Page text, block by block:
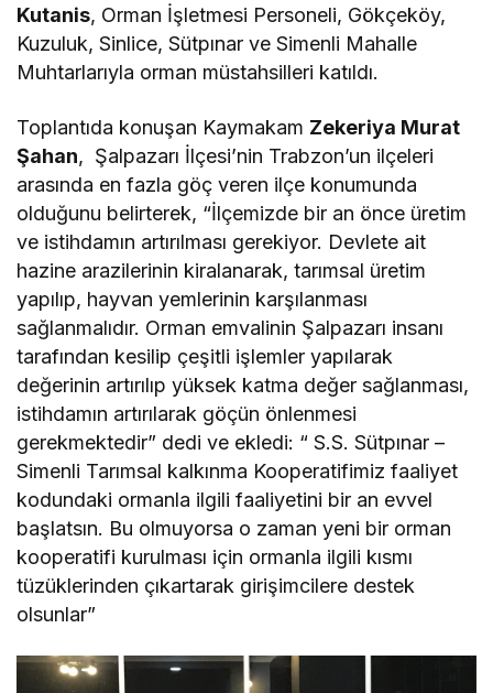
Kutanis, Orman İşletmesi Personeli, Gökçeköy,
Kuzuluk, Sinlice, Sütpınar ve Simenli Mahalle
Muhtarlarıyla orman müstahsilleri katıldı.
Toplantıda konuşan Kaymakam Zekeriya Murat
Şahan, Şalpazarı İlçesi’nin Trabzon’un ilçeleri
arasında en fazla göç veren ilçe konumunda
olduğunu belirterek, “İlçemizde bir an önce üretim
ve istihdamın artırılması gerekiyor. Devlete ait
hazine arazilerinin kiralanarak, tarımsal üretim
yapılıp, hayvan yemlerinin karşılanması
sağlanmalıdır. Orman emvalinin Şalpazarı insanı
tarafından kesilip çeşitli işlemler yapılarak
değerinin artırılıp yüksek katma değer sağlanması,
istihdamın artırılarak göçün önlenmesi
gerekmektedir” dedi ve ekledi: “ S.S. Sütpınar –
Simenli Tarımsal kalkınma Kooperatifimiz faaliyet
kodundaki ormanla ilgili faaliyetini bir an evvel
başlatsın. Bu olmuyorsa o zaman yeni bir orman
kooperatifi kurulması için ormanla ilgili kısmı
tüzüklerinden çıkartarak girişimcilere destek
olsunlar”